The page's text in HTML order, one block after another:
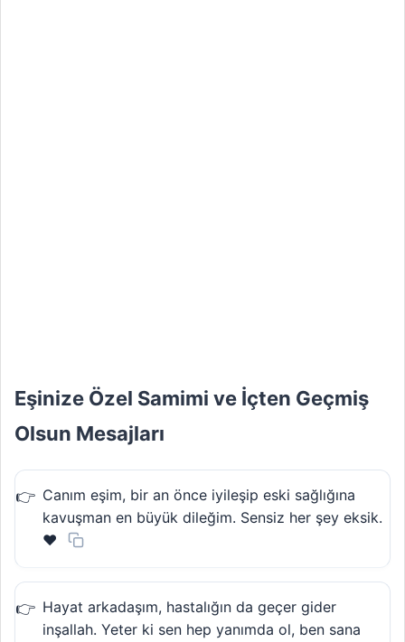
Eşinize Özel Samimi ve İçten Geçmiş
Olsun Mesajları
Canım eşim, bir an önce iyileşip eski sağlığına
kavuşman en büyük dileğim. Sensiz her şey eksik.
❤️
Hayat arkadaşım, hastalığın da geçer gider
inşallah. Yeter ki sen hep yanımda ol, ben sana